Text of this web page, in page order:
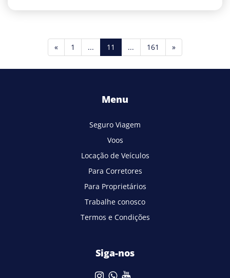
« 1 ... 11 ... 161 »
Menu
Seguro Viagem
Voos
Locação de Veículos
Para Corretores
Para Proprietários
Trabalhe conosco
Termos e Condições
Siga-nos